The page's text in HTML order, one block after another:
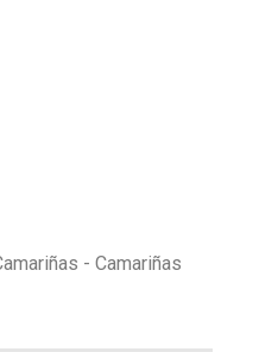
- Camariñas